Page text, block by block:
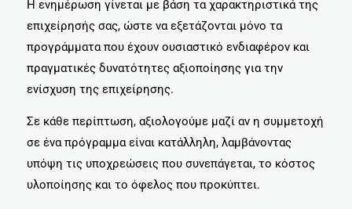
Η ενημέρωση γίνεται με βάση τα χαρακτηριστικά της
επιχείρησής σας, ώστε να εξετάζονται μόνο τα
προγράμματα που έχουν ουσιαστικό ενδιαφέρον και
πραγματικές δυνατότητες αξιοποίησης για την
ενίσχυση της επιχείρησης.
Σε κάθε περίπτωση, αξιολογούμε μαζί αν η συμμετοχή
σε ένα πρόγραμμα είναι κατάλληλη, λαμβάνοντας
υπόψη τις υποχρεώσεις που συνεπάγεται, το κόστος
υλοποίησης και το όφελος που προκύπτει.